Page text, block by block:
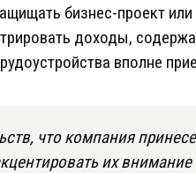
бизнес-проект
доходы,
вполне
что компания
их внимание